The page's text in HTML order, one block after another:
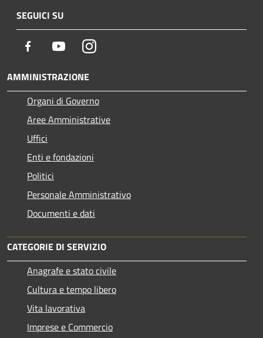
SEGUICI SU
Facebook YoutubeInstagram
AMMINISTRAZIONE
Organi di Governo
Aree Amministrative
Uffici
Enti e fondazioni
Politici
Personale Amministrativo
Documenti e dati
CATEGORIE DI SERVIZIO
Anagrafe e stato civile
Cultura e tempo libero
Vita lavorativa
Imprese e Commercio